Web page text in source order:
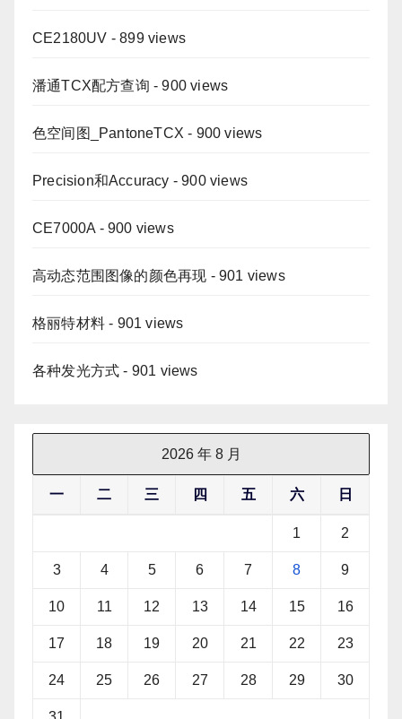
CE2180UV - 899 views
潘通TCX配方查询 - 900 views
色空间图_PantoneTCX - 900 views
Precision和Accuracy - 900 views
CE7000A - 900 views
高动态范围图像的颜色再现 - 901 views
格丽特材料 - 901 views
各种发光方式 - 901 views
2026 年 8 月
一 二 三 四 五 六 日
1 2
3 4 5 6 7 8 9
10 11 12 13 14 15 16
17 18 19 20 21 22 23
24 25 26 27 28 29 30